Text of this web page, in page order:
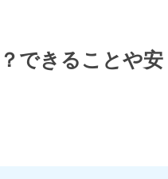
できることや